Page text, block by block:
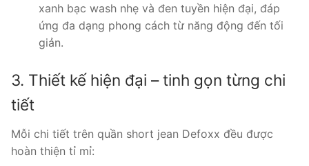
xanh bạc wash nhẹ và đen tuyền hiện đại, đáp
ứng đa dạng phong cách từ năng động đến tối
giản.
3. Thiết kế hiện đại – tinh gọn từng chi
tiết
Mỗi chi tiết trên quần short jean Defoxx đều được
hoàn thiện tỉ mỉ: